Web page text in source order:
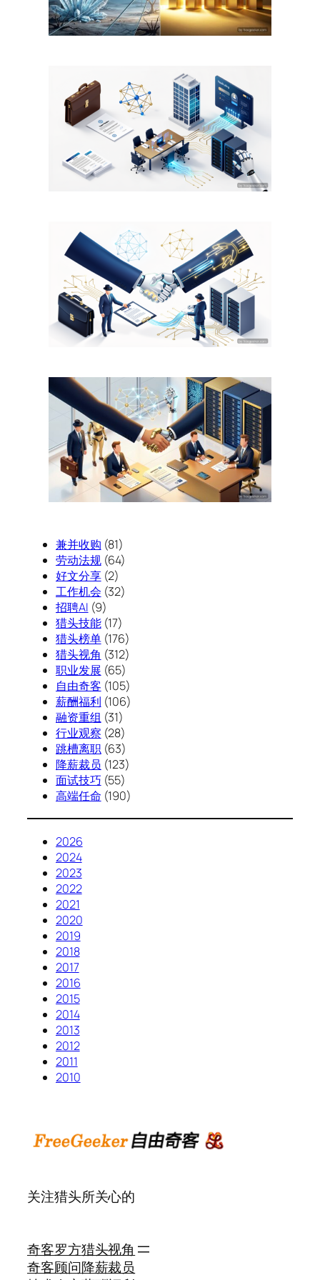
兼并收购 (81)
劳动法规(64)
好文分享(2)
工作机会 (32)
招聘AI (9)
猎头技能(17)
猎头榜单(176)
猎头视角 (312)
职业发展 (65)
自由奇客 (105)
薪酬福利 (106)
融资重组 (31)
行业观察 (28)
跳槽离职(63)
降薪裁员 (123)
面试技巧 (55)
高端任命 (190)
2026
2024
2023
2022
2021
2020
2019
2018
2017
2016
2015
2014
2013
2012
2011
2010
关注猎头所关心的
奇客罗方
奇客顾问
猎头视角
降薪裁员